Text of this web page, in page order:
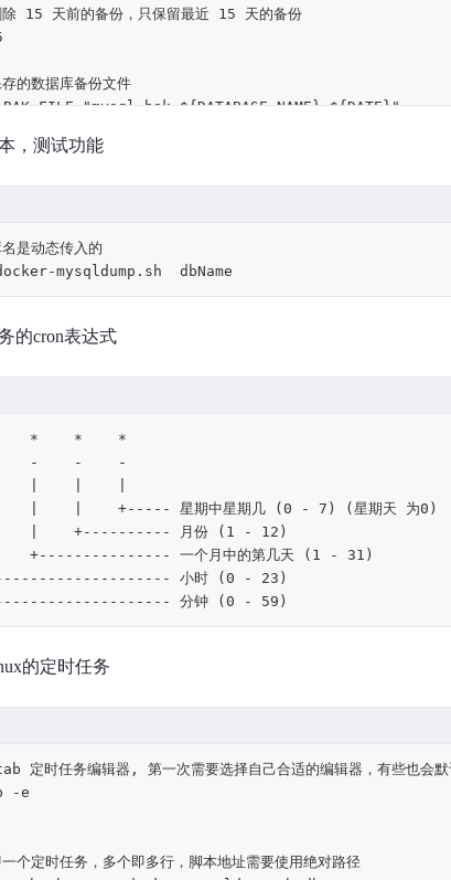
除 15 天前的备份，只保留最近 15 天的备份
的数据库备份文件
进入到临时备份路径中
，测试功能
是动态传入的
mysqldump.sh  dbName
的cron表达式
*    *    *
-    -    -
|    +----- 星期中星期几 (0 - 7) (星期天 为0)
|    +---------- 月份 (1 - 12)
一个月中的第几天 (1 - 31)
小时 (0 - 23)
分钟 (0 - 59)
的定时任务
定时任务编辑器, 第一次需要选择自己合适的编辑器，有些也会
个定时任务，多个即多行，脚本地址需要使用绝对路径